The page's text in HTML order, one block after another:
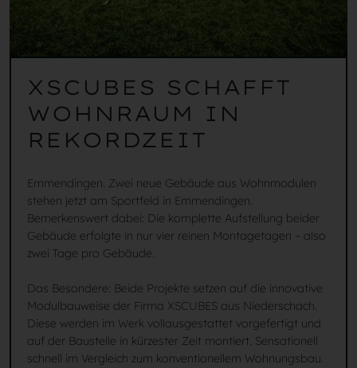
XSCUBES SCHAFFT
WOHNRAUM IN
REKORDZEIT
Emmendingen. Zwei neue Gebäude aus Wohnmodulen
stehen jetzt am Sportfeld in Emmendingen.
Bemerkenswert dabei: Die komplette Aufstellung beider
Gebäude erfolgte in nur vier reinen Montagetagen – also
zwei Tage pro Gebäude.
Das Besondere: Beide Projekte setzen auf die innovative
Modulbauweise der Firma XSCUBES aus Niederschach.
Diese werden im Werk vollausgestattet vorgefertigt und
auf der Baustelle in kürzester Zeit montiert. Sensationell
schnell im Vergleich zum konventionellem Wohnungsbau.